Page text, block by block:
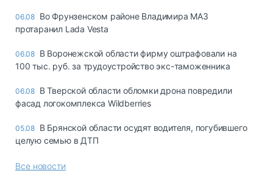
06.08 Во Фрунзенском районе Владимира МАЗ
протаранил Lada Vesta
06.08 В Воронежской области фирму оштрафовали на
100 тыс. руб. за трудоустройство экс-таможенника
06.08 В Тверской области обломки дрона повредили
фасад логокомплекса Wildberries
05.08 В Брянской области осудят водителя, погубившего
целую семью в ДТП
Все новости